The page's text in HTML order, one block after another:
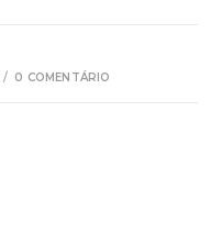
/ 0 COMENTÁRIO